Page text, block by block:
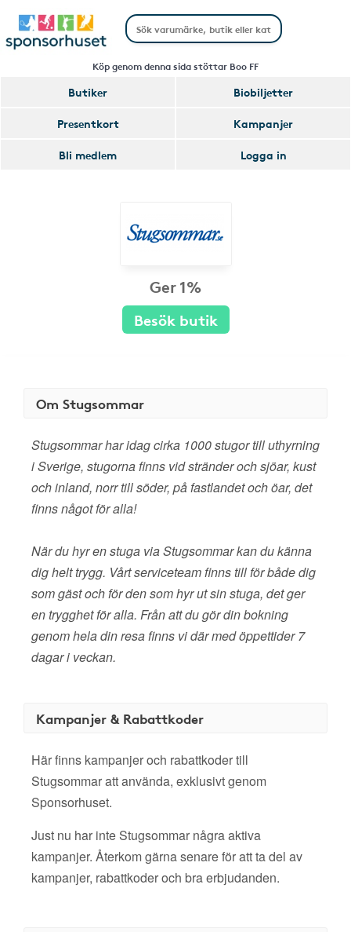
Köp genom denna sida stöttar Boo FF
Butiker
Biobiljetter
Presentkort
Kampanjer
Bli medlem
Logga in
Ger 1%
Besök butik
Om Stugsommar
Stugsommar har idag cirka 1000 stugor till uthyrning
i Sverige, stugorna finns vid stränder och sjöar, kust
och inland, norr till söder, på fastlandet och öar, det
finns något för alla!
När du hyr en stuga via Stugsommar kan du känna
dig helt trygg. Vårt serviceteam finns till för både dig
som gäst och för den som hyr ut sin stuga, det ger
en trygghet för alla. Från att du gör din bokning
genom hela din resa finns vi där med öppettider 7
dagar i veckan.
Kampanjer & Rabattkoder
Här finns kampanjer och rabattkoder till
Stugsommar att använda, exklusivt genom
Sponsorhuset.
Just nu har inte Stugsommar några aktiva
kampanjer. Återkom gärna senare för att ta del av
kampanjer, rabattkoder och bra erbjudanden.